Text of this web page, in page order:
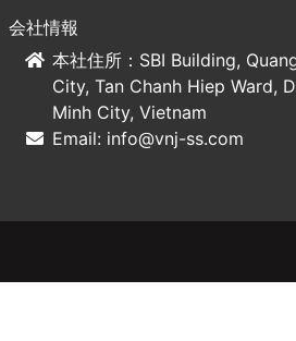
会社情報
本社住所：SBI Building,
City, Tan Chanh Hiep Ward,
Minh City, Vietnam
Email: info@vnj-ss.com